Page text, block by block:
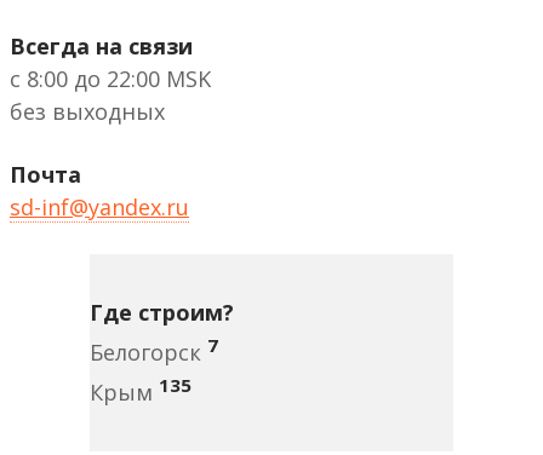
Всегда на связи
с 8:00 до 22:00 MSK
без выходных
Почта
sd-inf@yandex.ru
Где строим?
Белогорск 7
Крым 135